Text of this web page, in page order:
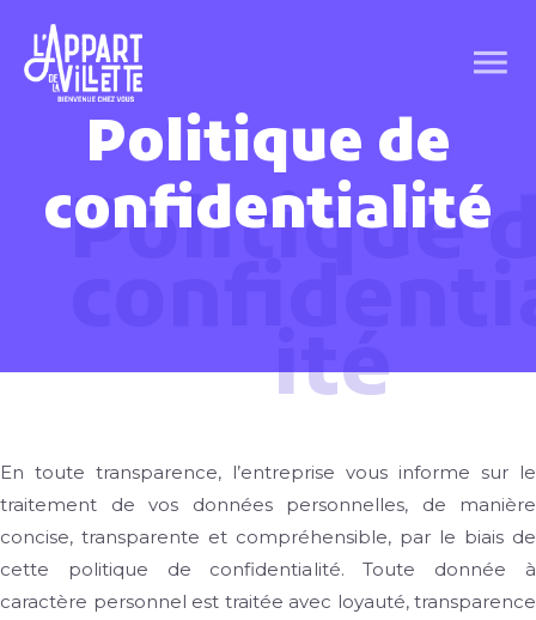
Politique de
confidentialité
Politique
ité
En toute transparence, l’entreprise vous informe sur le
traitement de vos données personnelles, de manière
concise, transparente et compréhensible, par le biais de
cette politique de confidentialité. Toute donnée à
caractère personnel est traitée avec loyauté, transparence